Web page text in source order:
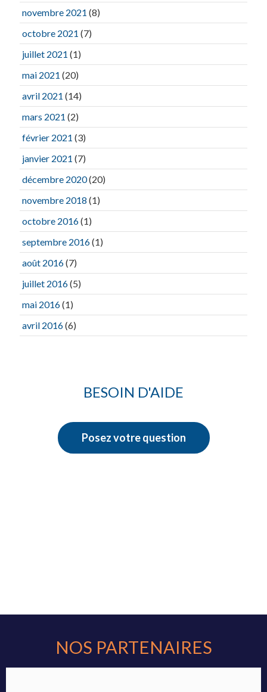
novembre 2021 (8)
octobre 2021 (7)
juillet 2021 (1)
mai 2021 (20)
avril 2021 (14)
mars 2021 (2)
février 2021 (3)
janvier 2021 (7)
décembre 2020(20)
novembre 2018 (1)
octobre 2016(1)
septembre 2016(1)
août 2016(7)
juillet 2016(5)
mai 2016(1)
avril 2016(6)
BESOIN D'AIDE
Posez votre question
NOS PARTENAIRES